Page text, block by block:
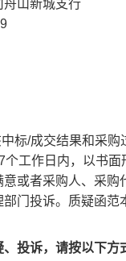
舟山新城支行
标/成交结果和采
个工作日内，以书
或者采购人、采
门投诉。质疑函
投诉，请按以下方